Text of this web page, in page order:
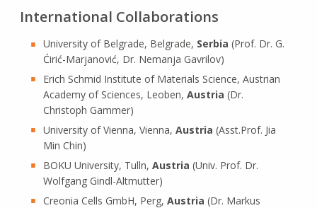
International Collaborations
University of Belgrade, Belgrade, Serbia (Prof. Dr. G.
Ćirić-Marjanović, Dr. Nemanja Gavrilov)
Erich Schmid Institute of Materials Science, Austrian
Academy of Sciences, Leoben,Austria (Dr.
Christoph Gammer)
University of Vienna, Vienna,Austria (Asst.Prof. Jia
Min Chin)
BOKU University, Tulln,Austria (Univ. Prof. Dr.
Wolfgang Gindl-Altmutter)
Creonia Cells GmbH, Perg,Austria (Dr. Markus